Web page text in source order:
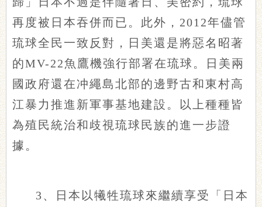
再度被日本吞併而已。此外，2012年儘管
琉球全民一致反對，日美還是將惡名昭著
的MV-22魚鷹機強行部署在琉球。日美兩
國政府還在冲繩島北部的邊野古和東村高
江暴力推進新軍事基地建設。以上種種皆
為殖民統治和歧視琉球民族的進一步證
據。
3、日本以犧牲琉球來繼續享受「日本